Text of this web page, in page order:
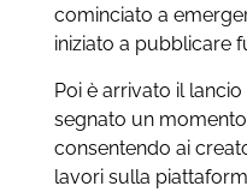
cominciato a
iniziato a pubblicare
Poi è arrivato il lancio
segnato un
consentendo ai
lavori sulla